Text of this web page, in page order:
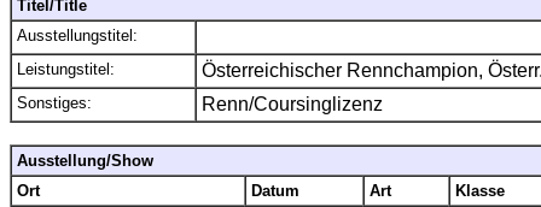
Titel/Title
Ausstellungstitel:
Leistungstitel:
Österreichischer Rennchampion,
Sonstiges: Renn/Coursinglizenz
Ausstellung/Show
Ort
Datum Art Klasse